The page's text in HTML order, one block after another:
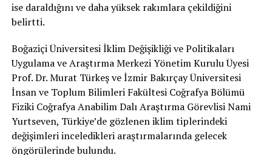
ise daraldığını ve daha yüksek rakımlara çekildiğini
belirtti.
Boğaziçi Üniversitesi İklim Değişikliği ve Politikaları
Uygulama ve Araştırma Merkezi Yönetim Kurulu Üyesi
Prof. Dr. Murat Türkeş ve İzmir Bakırçay Üniversitesi
İnsan ve Toplum Bilimleri Fakültesi Coğrafya Bölümü
Fiziki Coğrafya Anabilim Dalı Araştırma Görevlisi Nami
Yurtseven, Türkiye’de gözlenen iklim tiplerindeki
değişimleri inceledikleri araştırmalarında gelecek
öngörülerinde bulundu.